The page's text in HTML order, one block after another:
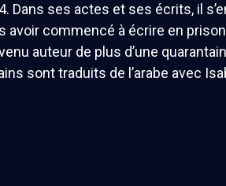
Dans ses actes et ses écrits, il
avoir commencé à écrire en prison
auteur de plus d’une
sont traduits de l’arabe avec